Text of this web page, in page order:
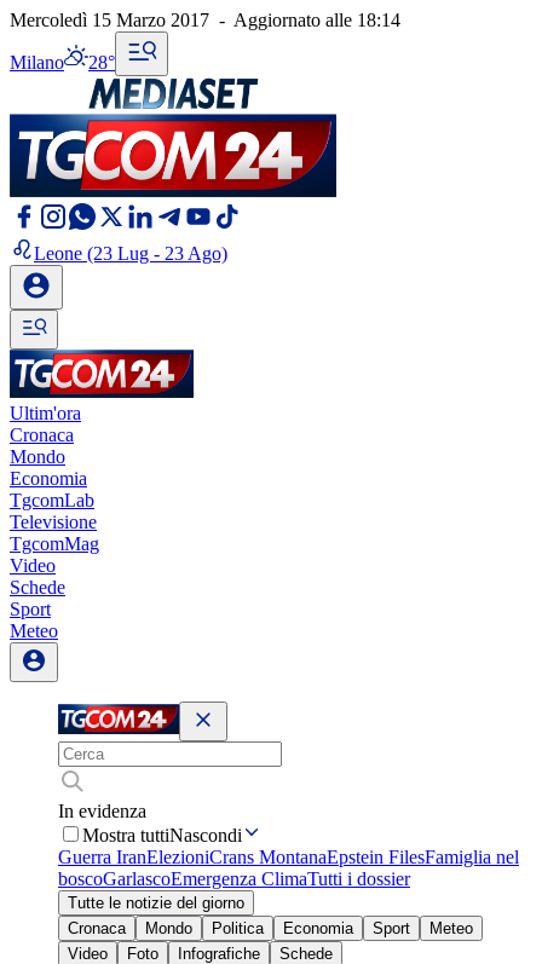
Mercoledì 15 Marzo 2017 - Aggiornato alle 18:14
Milano 28°
Leone (23 Lug - 23 Ago)
Ultim'ora
Cronaca
Mondo
Economia
TgcomLab
Televisione
TgcomMag
Video
Schede
Sport
Meteo
In evidenza
Mostra tuttiNascondi
Guerra IranElezioniCrans MontanaEpstein FilesFamiglia nel
boscoGarlascoEmergenza ClimaTutti i dossier
Tutte le notizie del giorno
Cronaca
Mondo Politica Economia Sport
Meteo
Video
Foto Infografiche
Schede